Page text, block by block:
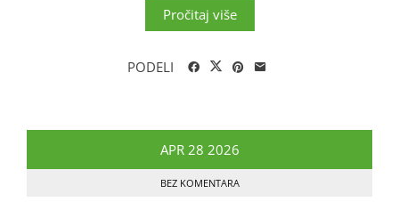
Pročitaj više
PODELI
APR 28 2026
BEZ KOMENTARA